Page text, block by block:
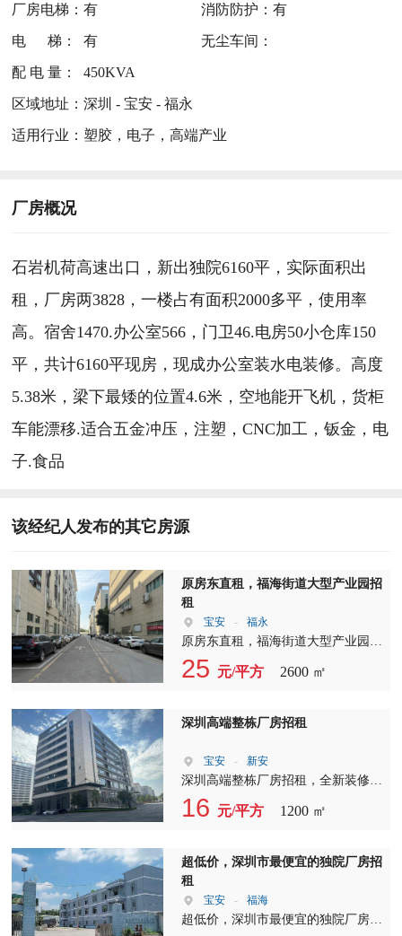
厂房电梯：有 消防防护： 有
电 梯： 有 无尘车间：
配 电 量： 450KVA
区域地址：深圳 - 宝安 - 福永
适用行业： 塑胶，电子，高端产业
厂房概况
石岩机荷高速出口，新出独院6160平，实际面积出
租，厂房两3828，一楼占有面积2000多平，使用率
高。宿舍1470.办公室566，门卫46.电房50小仓库150
平，共计6160平现房，现成办公室装水电装修。高度
5.38米，梁下最矮的位置4.6米，空地能开飞机，货柜
车能漂移.适合五金冲压，注塑，CNC加工，钣金，电
子.食品
该经纪人发布的其它房源
原房东直租，福海街道大型产业园招
租
宝安 - 福永
原房东直租，福海街道大型产业园，
3楼整层2600平报价25元，1台全新的
客，2台三吨货梯，主干道上，形象
25 元/平方 2600 ㎡
深圳高端整栋厂房招租
宝安 - 新安
深圳高端整栋厂房招租，全新装修:
每层豪华精装大堂，一部5吨货梯，
一部豪华客梯。金刚砂地板，不是毛
付。 1楼1200平米报16元高8米，配
卸货平台 3至7楼每层1360平米报8元
高5米 8楼单层1360平米报7元高5米
有光伏覆盖 宿舍按需共有16间 荷
16 元/平方 1200 ㎡
超低价，深圳市最便宜的独院厂房招
租
宝安 - 福海
超低价，深圳市最便宜的独院厂房招